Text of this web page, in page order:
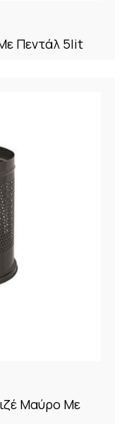
Πεντάλ 5lit
Μαύρο Με